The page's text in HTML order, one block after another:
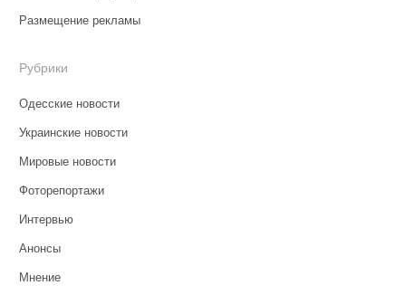
Размещение рекламы
Рубрики
Одесские новости
Украинские новости
Мировые новости
Фоторепортажи
Интервью
Анонсы
Мнение